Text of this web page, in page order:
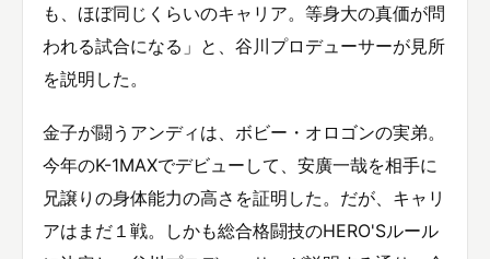
も、ほぼ同じくらいのキャリア。等身大の真価が問
われる試合になる」と、谷川プロデューサーが見所
を説明した。
金子が闘うアンディは、ボビー・オロゴンの実弟。
今年のK-1MAXでデビューして、安廣一哉を相手に
兄譲りの身体能力の高さを証明した。だが、キャリ
アはまだ１戦。しかも総合格闘技のHERO'Sルール